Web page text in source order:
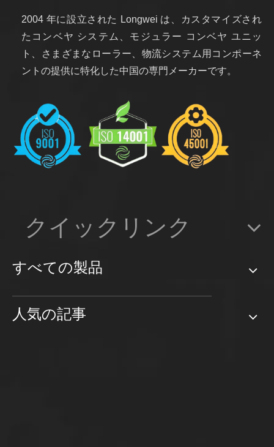
2004 年に設立された Longwei は、カスタマイズされ
たコンベヤ システム、モジュラー コンベヤ ユニッ
ト、さまざまなローラー、物流システム用コンポーネ
ントの提供に特化した中国の専門メーカーです。
クイックリンク
すべての製品
人気の記事